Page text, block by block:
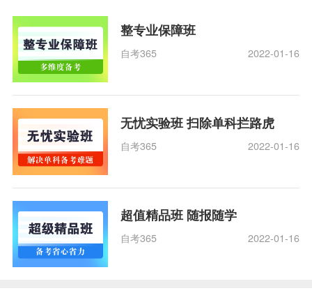
整专业保障班
自考365 2022-01-16
无忧实验班 扫除单科拦路虎
自考365 2022-01-16
超值精品班 随报随学
自考365 2022-01-16